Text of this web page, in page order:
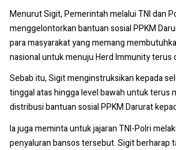
Menurut Sigit, Pemerintah melalui TNI dan
menggelontorkan bantuan sosial PPKM
para masyarakat yang memang
nasional untuk menuju Herd Immunity terus
Sebab itu, Sigit menginstruksikan kepada
tinggal atas hingga level bawah untuk terus
distribusi bantuan sosial PPKM Darurat
Ia juga meminta untuk jajaran TNI-Polri
penyaluran bansos tersebut. Sigit berharap